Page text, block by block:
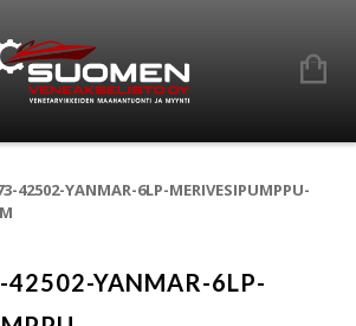
42502-YANMAR-6LP-MERIVESIPUMPPU-
42502-YANMAR-6LP-